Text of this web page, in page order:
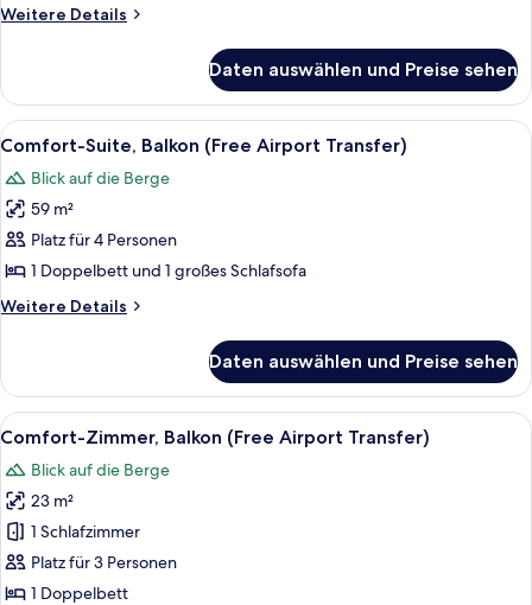
Weitere Details
Weitere
3 Schlafzimmer,
Balkon,
Meerblick
Daten auswählen und Preise sehen
Alle
Fotos
für
Comfort-
Suite,
Balkon
(Free
Airport
anzeigen
Ein Hotelzimmer mit einem Bett,
7
Comfort-Suite, Balkon (Free Airport Transfer)
Blick auf die Berge
59 m²
Platz für 4 Personen
1 Doppelbett und 1 großes Schlafsofa
Weitere Details
Weitere
Suite,
Balkon
(Free
Transfer)
Daten auswählen und Preise sehen
Alle
Fotos
für
Comfort-
Zimmer,
Balkon
(Free
Ein Hotelzimmer mit Bett,
4
Comfort-Zimmer, Balkon (Free Airport Transfer)
Blick auf die Berge
23 m²
1 Schlafzimmer
Platz für 3 Personen
1 Doppelbett